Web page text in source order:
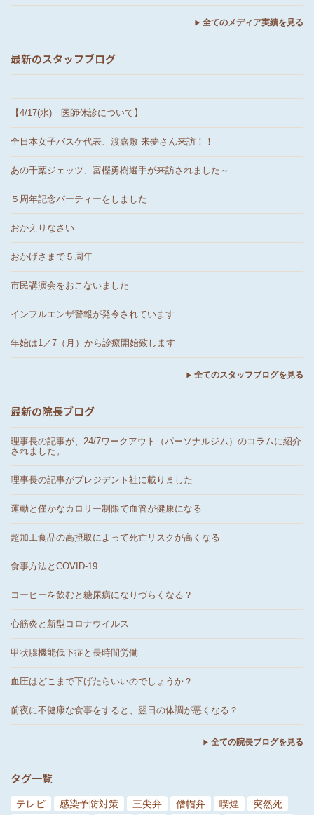
全てのメディア実績を見る
最新のスタッフブログ
【4/17(水) 医師休診について】
全日本女子バスケ代表、渡嘉敷 来夢さん来訪！！
あの千葉ジェッツ、富樫勇樹選手が来訪されました～
５周年記念パーティーをしました
おかえりなさい
おかげさまで５周年
市民講演会をおこないました
インフルエンザ警報が発令されています
年始は1／7（月）から診療開始致します
全てのスタッフブログを見る
最新の院長ブログ
理事長の記事が、24/7ワークアウト（パーソナルジム）のコラムに紹介
されました。
理事長の記事がプレジデント社に載りました
運動と僅かなカロリー制限で血管が健康になる
超加工食品の高摂取によって死亡リスクが高くなる
食事方法とCOVID-19
コーヒーを飲むと糖尿病になりづらくなる？
心筋炎と新型コロナウイルス
甲状腺機能低下症と長時間労働
血圧はどこまで下げたらいいのでしょうか？
前夜に不健康な食事をすると、翌日の体調が悪くなる？
全ての院長ブログを見る
タグ一覧
テレビ 感染予防対策 三尖弁 僧帽弁 喫煙
突然死